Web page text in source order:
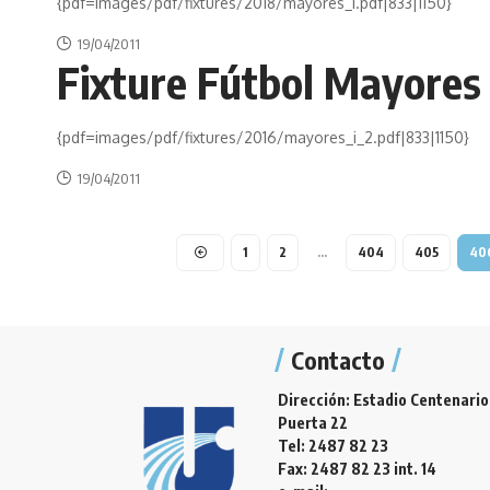
19/04/2011
Fixture Fútbol Mayores
{pdf=images/pdf/fixtures/2016/mayores_i_2.pdf|833|1150}
19/04/2011
1 2 … 404 405
Contacto
Dirección: Estadio Centenario
Puerta 22
Tel: 2487 82 23
Fax: 2487 82 23 int. 14